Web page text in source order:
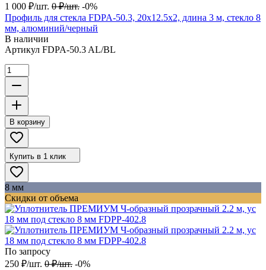
1 000 ₽/шт. 0 ₽/шт. -0%
Профиль для стекла FDPA-50.3, 20х12.5х2, длина 3 м, стекло 8
мм, алюминий/черный
В наличии
Артикул FDPA-50.3 AL/BL
В корзину
Купить в 1 клик
8 мм
Скидки от объема
По запросу
250 ₽/шт. 0 ₽/шт. -0%